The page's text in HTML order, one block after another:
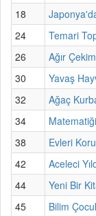
18
24
Temari
26
Ağır
30
Yavaş
32
Ağaç
34
38
Evleri
42
Aceleci
44
Yeni Bir
45
Bilim